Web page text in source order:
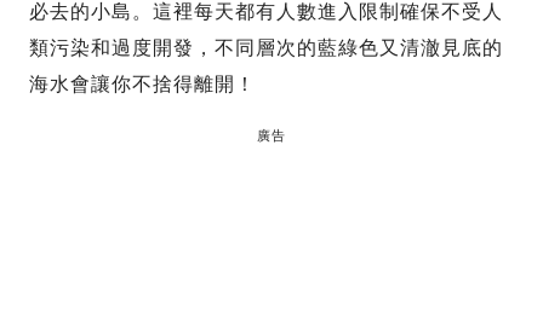
必去的小島。這裡每天都有人數進入限制確保不受人
類污染和過度開發，不同層次的藍綠色又清澈見底的
海水會讓你不捨得離開！
廣告